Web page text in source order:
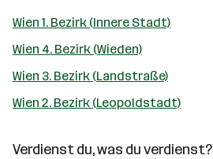
Wien 1. Bezirk (Innere Stadt)
Wien 4. Bezirk (Wieden)
Wien 3. Bezirk (Landstraße)
Wien 2. Bezirk (Leopoldstadt)
Verdienst du, was du verdienst?